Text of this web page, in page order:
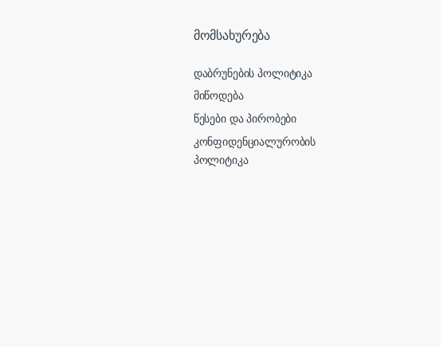
მომსახურება
დაბრუნების პოლიტიკა
მიწოდება
წესები და პირობები
კონფიდენციალურობის
პოლიტიკა